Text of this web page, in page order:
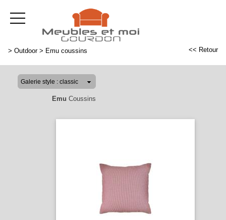
> Outdoor> Emu coussins << Retour
Emu Coussins